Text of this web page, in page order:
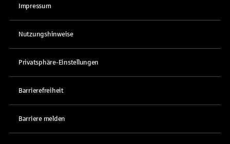
Impressum
Nutzungshinweise
Privatsphäre-Einstellungen
Barrierefreiheit
Barriere melden